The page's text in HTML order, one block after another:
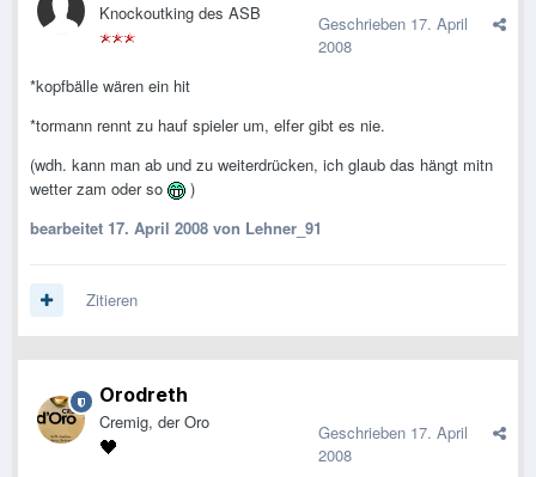
Knockoutking des ASB Geschrieben 17. April
2008
*kopfbälle wären ein hit
*tormann rennt zu hauf spieler um, elfer gibt es nie.
(wdh. kann man ab und zu weiterdrücken, ich glaub das hängt mitn
wetter zam oder so
)
bearbeitet 17. April 2008 von Lehner_91
Zitieren
Orodreth
Cremig, der Oro Geschrieben 17. April
2008